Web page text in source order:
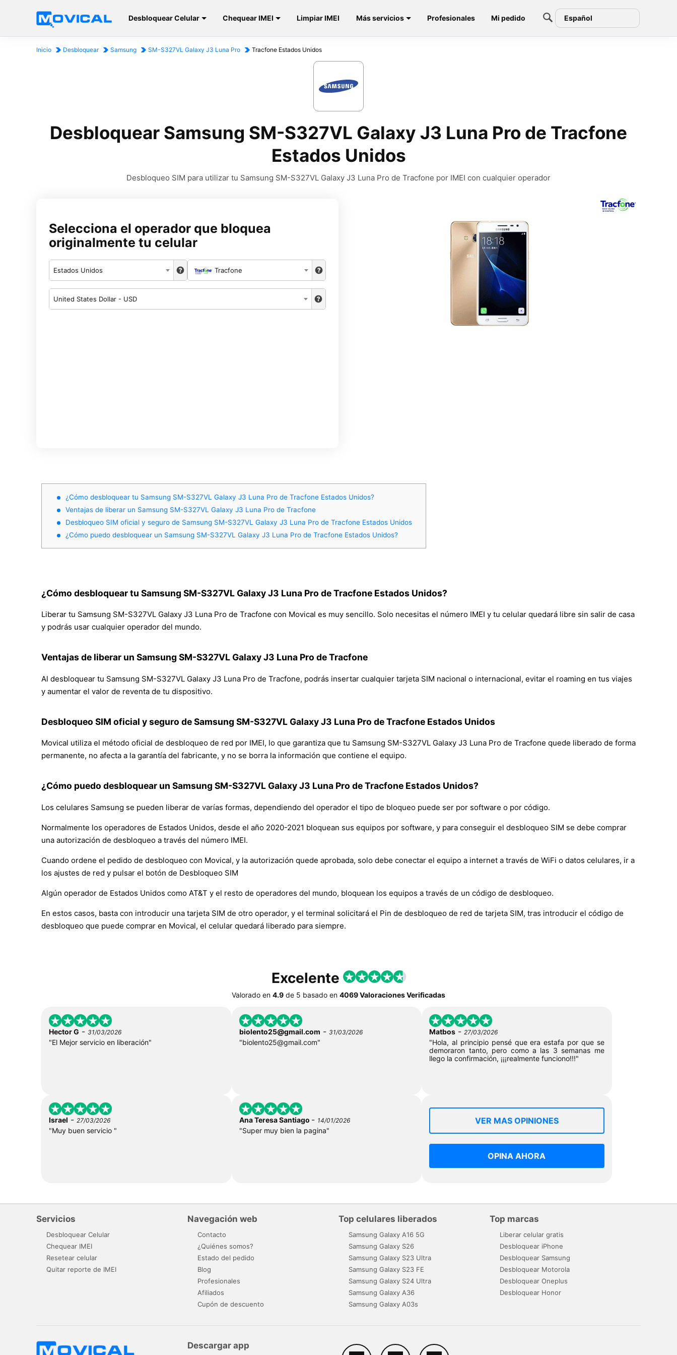
Desbloquear Celular Chequear IMEI Limpiar IMEI Más servicios Profesionales Mi pedido Español
Inicio Desbloquear Samsung SM-S327VL Galaxy J3 Luna Pro Tracfone Estados Unidos
Desbloquear Samsung SM-S327VL Galaxy J3 Luna Pro de Tracfone
Estados Unidos
Desbloqueo SIM para utilizar tu Samsung SM-S327VL Galaxy J3 Luna Pro de Tracfone por IMEI con cualquier operador
Selecciona el operador que bloquea
originalmente tu celular
Estados Unidos Tracfone
United States Dollar - USD
¿Cómo desbloquear tu Samsung SM-S327VL Galaxy J3 Luna Pro de Tracfone Estados Unidos?
Ventajas de liberar un Samsung SM-S327VL Galaxy J3 Luna Pro de Tracfone
Desbloqueo SIM oficial y seguro de Samsung SM-S327VL Galaxy J3 Luna Pro de Tracfone Estados Unidos
¿Cómo puedo desbloquear un Samsung SM-S327VL Galaxy J3 Luna Pro de Tracfone Estados Unidos?
¿Cómo desbloquear tu Samsung SM-S327VL Galaxy J3 Luna Pro de Tracfone Estados Unidos?
Liberar tu Samsung SM-S327VL Galaxy J3 Luna Pro de Tracfone con Movical es muy sencillo. Solo necesitas el número IMEI y tu celular quedará libre sin salir de casa
y podrás usar cualquier operador del mundo.
Ventajas de liberar un Samsung SM-S327VL Galaxy J3 Luna Pro de Tracfone
Al desbloquear tu Samsung SM-S327VL Galaxy J3 Luna Pro de Tracfone, podrás insertar cualquier tarjeta SIM nacional o internacional, evitar el roaming en tus viajes
y aumentar el valor de reventa de tu dispositivo.
Desbloqueo SIM oficial y seguro de Samsung SM-S327VL Galaxy J3 Luna Pro de Tracfone Estados Unidos
Movical utiliza el método oficial de desbloqueo de red por IMEI, lo que garantiza que tu Samsung SM-S327VL Galaxy J3 Luna Pro de Tracfone quede liberado de forma
permanente, no afecta a la garantía del fabricante, y no se borra la información que contiene el equipo.
¿Cómo puedo desbloquear un Samsung SM-S327VL Galaxy J3 Luna Pro de Tracfone Estados Unidos?
Los celulares Samsung se pueden liberar de varías formas, dependiendo del operador el tipo de bloqueo puede ser por software o por código.
Normalmente los operadores de Estados Unidos, desde el año 2020-2021 bloquean sus equipos por software, y para conseguir el desbloqueo SIM se debe comprar
una autorización de desbloqueo a través del número IMEI.
Cuando ordene el pedido de desbloqueo con Movical, y la autorización quede aprobada, solo debe conectar el equipo a internet a través de WiFi o datos celulares, ir a
los ajustes de red y pulsar el botón de Desbloqueo SIM
Algún operador de Estados Unidos como AT&T y el resto de operadores del mundo, bloquean los equipos a través de un código de desbloqueo.
En estos casos, basta con introducir una tarjeta SIM de otro operador, y el terminal solicitará el Pin de desbloqueo de red de tarjeta SIM, tras introducir el código de
desbloqueo que puede comprar en Movical, el celular quedará liberado para siempre.
Excelente
Valorado en 4.9 de 5 basado en 4069 Valoraciones Verificadas
Hector G - 31/03/2026
"El Mejor servicio en liberación"
biolento25@gmail.com - 31/03/2026
"biolento25@gmail.com"
Matbos - 27/03/2026
"Hola, al principio pensé que era estafa por que se
demoraron tanto, pero como a las 3 semanas me
llego la confirmación, ¡¡¡realmente funciono!!!"
Israel - 27/03/2026
"Muy buen servicio "
Ana Teresa Santiago - 14/01/2026
"Super muy bien la pagina"
VER MAS OPINIONES
OPINA AHORA
Servicios
Desbloquear Celular
Chequear IMEI
Resetear celular
Quitar reporte de IMEI
Navegación web
Contacto
¿Quiénes somos?
Estado del pedido
Blog
Profesionales
Afiliados
Cupón de descuento
Top celulares liberados
Samsung Galaxy A16 5G
Samsung Galaxy S26
Samsung Galaxy S23 Ultra
Samsung Galaxy S23 FE
Samsung Galaxy S24 Ultra
Samsung Galaxy A36
Samsung Galaxy A03s
Top marcas
Liberar celular gratis
Desbloquear iPhone
Desbloquear Samsung
Desbloquear Motorola
Desbloquear Oneplus
Desbloquear Honor
Descargar app